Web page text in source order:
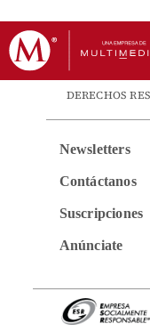
DERECHOS
Newsletters
Contáctanos
Suscripciones
Anúnciate